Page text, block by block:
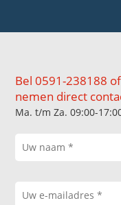
Bel 0591-238188
nemen direct
Ma. t/m Za. 09:00-